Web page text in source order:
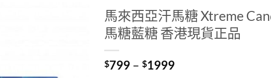
馬來西亞汗馬糖 Xtreme
馬糖藍糖 香港現貨正品
$799 – $1999Price